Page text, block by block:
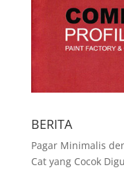
BERITA
Pagar Minimalis
Cat yang Cocok